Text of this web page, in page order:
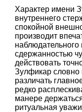
Характер имени
внутреннего
спокойной
производит
наблюдательного
сдержанностью
действовать
Зулфикар словно
различать
редко
манере
ритуальная